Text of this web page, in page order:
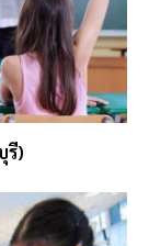
รี)